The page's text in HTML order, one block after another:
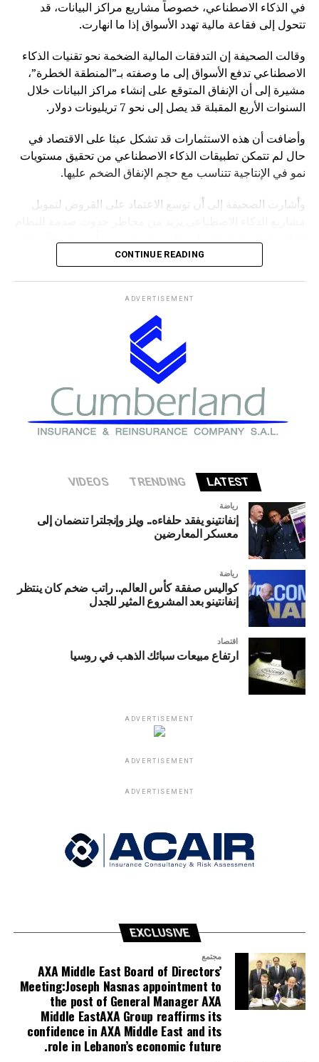
في الذكاء الاصطناعي، خصوصاً مشاريع مراكز البيانات، قد
تتحول إلى فقاعة مالية تهدد الأسواق إذا ما انهارت.
وقالت الصحيفة إن التدفقات المالية الضخمة نحو تقنيات الذكاء
الاصطناعي تدفع الأسواق إلى ما وصفته بـ”المنطقة الخطرة”،
مشيرة إلى أن الإنفاق المتوقع على إنشاء مراكز البيانات خلال
السنوات الأربع المقبلة قد يصل إلى نحو 7 تريليونات دولار.
وأضافت أن هذه الاستثمارات قد تشكل عبئا على الاقتصاد في
حال لم تتمكن تطبيقات الذكاء الاصطناعي من تحقيق مستويات
نمو في الإنتاجية تتناسب مع حجم الإنفاق الضخم عليها.
وأشارت الصحيفة إلى أن توسع الاعتماد على القروض لتمويل
وكانت صحيفة “NOTUS” قد نقلت في وقت سابق أن محللين
في وزارة الخزانة الأميركية حذروا من ارتفاع المخاطر التي قد
تواجه الاقتصاد الأميركي إذا شهد قطاع الذكاء الاصطناعي
تصحيحا حادا أو انهيارا في التقييمات الاستثمارية.
CONTINUE READING
ADVERTISEMENT
LATEST
TRENDING
VIDEOS
رياضة
إنفانتينو يفقد حلفاءه.. ويلز وإنجلترا تنضمان إلى
معسكر المعارضين
رياضة
كواليس صفقة كأس العالم.. راتب ضخم كان ينتظر
إنفانتينو بعد المشروع المثير للجدل
اقتصاد
ارتفاع مبيعات سبائك الذهب في روسيا
ADVERTISEMENT
ADVERTISEMENT
ADVERTISEMENT
EXCLUSIVE
مجتمع
AXA Middle East Board of Directors’
Meeting:Joseph Nasnas appointment to
the post of General Manager AXA
Middle EastAXA Group reaffirms its
confidence in AXA Middle East and its
role in Lebanon’s economic future.